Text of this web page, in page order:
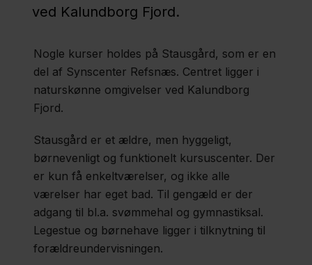
Sommerskole
Stausgård
Region
Sjælland
Om
ved Kalundborg Fjord.
Nogle kurser holdes på Stausgård, som er en
del af Synscenter Refsnæs. Centret ligger i
naturskønne omgivelser ved Kalundborg
Fjord.
Stausgård er et ældre, men hyggeligt,
børnevenligt og funktionelt kursuscenter. Der
er kun få enkeltværelser, og ikke alle
værelser har eget bad. Til gengæld er der
adgang til bl.a. svømmehal og gymnastiksal.
Legestue og børnehave ligger i tilknytning til
forældreundervisningen.